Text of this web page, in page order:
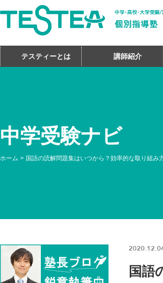
テスティーとは 講師紹介
中学受験ナビ
ホーム 国語の読解問題集はいつから？効率的な取り組み
国語